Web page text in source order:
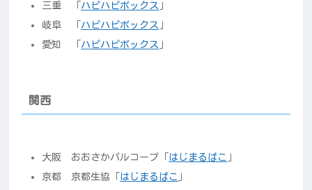
三重 「 ハピハピボックス
岐阜 「 ハピハピボックス 」
愛知 「 ハピハピボックス 」
関西
大阪 おおさかパルコープ「 はじまるばこ 」
京都 京都生協「 はじまるばこ 」